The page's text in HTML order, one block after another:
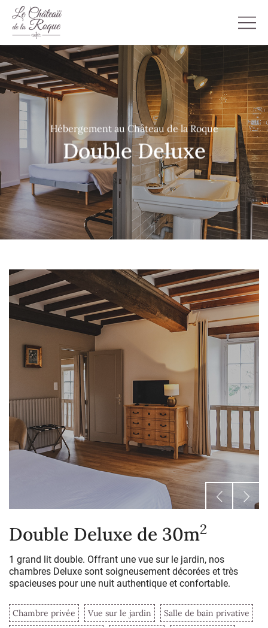
Hébergement au Château de la Roque
Double Deluxe
Double Deluxe de 30m2
1 grand lit double. Offrant une vue sur le jardin, nos
chambres Deluxe sont soigneusement décorées et très
spacieuses pour une nuit authentique et confortable.
Chambre privée Vue sur le jardin
Salle de bain privative